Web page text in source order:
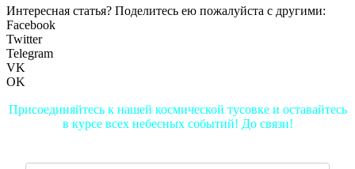
Интересная статья? Поделитесь ею пожалуйста с другими:
Facebook
Twitter
Telegram
VK
OK
Присоединяйтесь к нашей космической тусовке и оставайтесь
в курсе всех небесных событий! До связи!